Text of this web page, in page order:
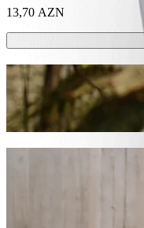
13,70 AZN
Patinetes o bicis
Muévete por Shamkir en
Descargar la app de Bolt
Ve de "Bazar
Te recomendamos que
encontraremos el vehículo